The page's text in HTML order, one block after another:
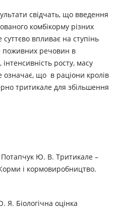
свідчать, що введення
комбікорму різних
впливає на ступінь
поживних речовин в
росту, масу
означає, що в раціони кролів
тритикале для збільшення
Потапчук Ю. В. Тритикале –
і кормовиробництво.
Біологічна оцінка